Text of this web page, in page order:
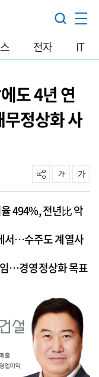
전자 IT
도 4년 연
정상화 사
494%, 전년比 악
서…수주도 계열사
임…경영정상화 목표